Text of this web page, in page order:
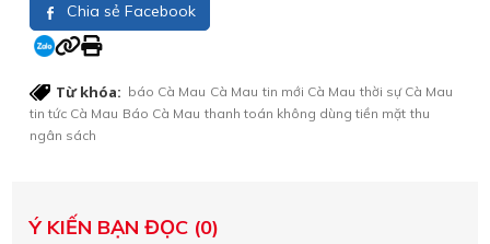
Chia sẻ Facebook
Từ khóa: báo Cà Mau Cà Mau tin mới Cà Mau thời sự Cà Mau
tin tức Cà Mau Báo Cà Mau thanh toán không dùng tiền mặt thu
ngân sách
Ý KIẾN BẠN ĐỌC (0)